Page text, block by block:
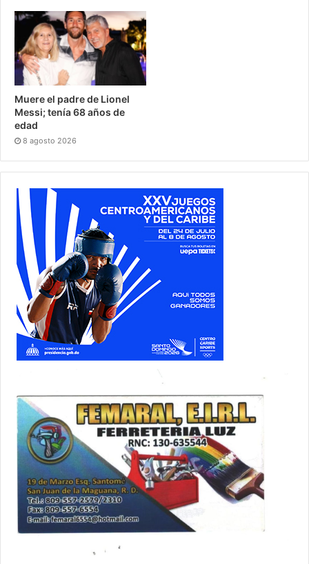
Muere el padre de Lionel
Messi; tenía 68 años de
edad
8 agosto 2026